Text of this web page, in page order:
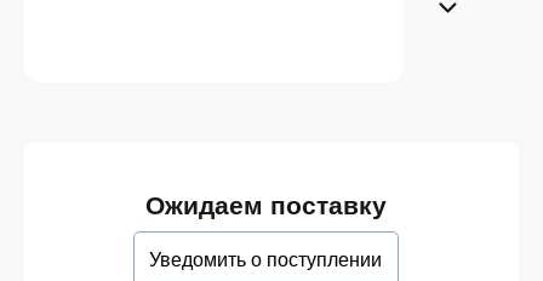
Ожидаем поставку
Уведомить о поступлении